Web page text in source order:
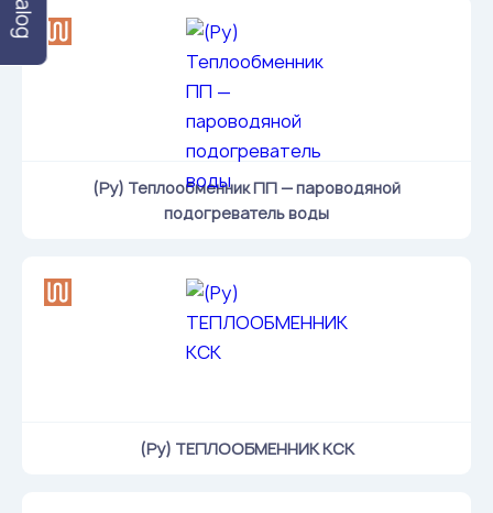
(Ру) Теплообменник ПП — пароводяной
подогреватель воды
(Ру) ТЕПЛООБМЕННИК КСК